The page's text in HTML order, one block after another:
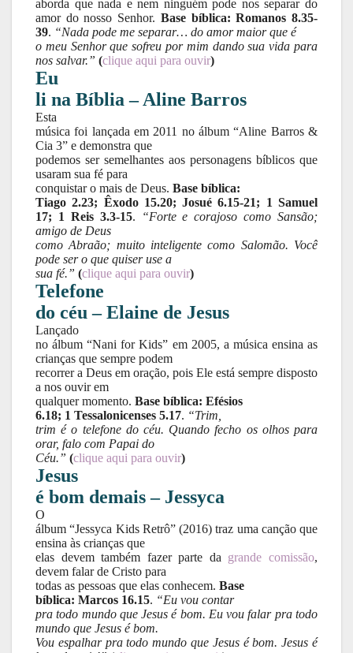
aborda que nada e nem ninguém pode nos separar do
amor do nosso Senhor. Base bíblica: Romanos 8.35-
39. “Nada pode me separar… do amor maior que é
o meu Senhor que sofreu por mim dando sua vida para
nos salvar.” (clique aqui para ouvir)
Eu
li na Bíblia – Aline Barros
Esta
música foi lançada em 2011 no álbum “Aline Barros &
Cia 3” e demonstra que
podemos ser semelhantes aos personagens bíblicos que
usaram sua fé para
conquistar o mais de Deus. Base bíblica:
Tiago 2.23; Êxodo 15.20; Josué 6.15-21; 1 Samuel
17; 1 Reis 3.3-15.
“Forte e corajoso como Sansão;
amigo de Deus
como Abraão; muito inteligente como Salomão. Você
pode ser o que quiser use a
sua fé.” (clique aqui para ouvir)
Telefone
do céu – Elaine de Jesus
Lançado
no álbum “Nani for Kids” em 2005, a música ensina as
crianças que sempre podem
recorrer a Deus em oração, pois Ele está sempre disposto
a nos ouvir em
qualquer momento. Base bíblica: Efésios
6.18; 1 Tessalonicenses 5.17. “Trim,
trim é o telefone do céu. Quando fecho os olhos para
orar, falo com Papai do
Céu.” (clique aqui para ouvir)
Jesus
é bom demais – Jessyca
O
álbum “Jessyca Kids Retrô” (2016) traz uma canção que
ensina às crianças que
elas devem também fazer parte da grande comissão,
devem falar de Cristo para
todas as pessoas que elas conhecem. Base
bíblica: Marcos 16.15. “Eu vou contar
pra todo mundo que Jesus é bom. Eu vou falar pra todo
mundo que Jesus é bom.
Vou espalhar pra todo mundo que Jesus é bom. Jesus é